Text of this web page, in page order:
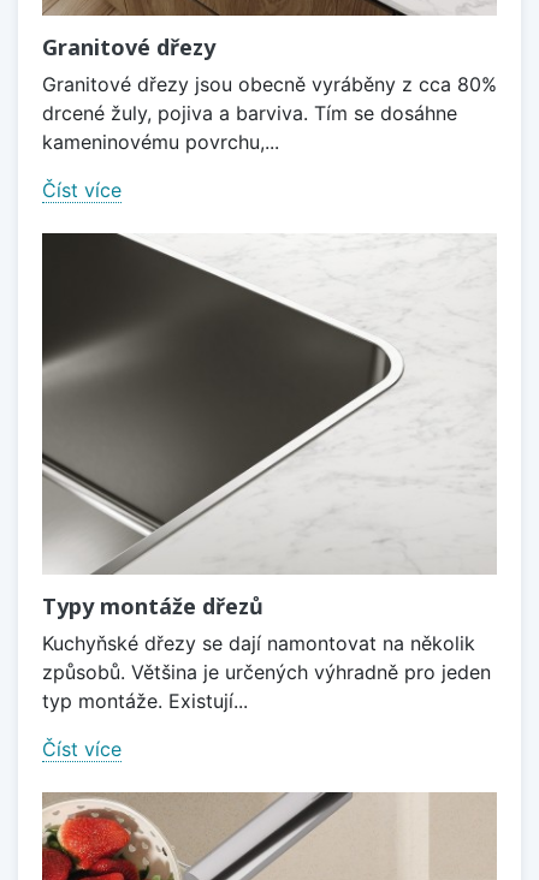
Granitové dřezy
Granitové dřezy jsou obecně vyráběny z cca 80%
drcené žuly, pojiva a barviva. Tím se dosáhne
kameninovému povrchu,...
Číst více
Typy montáže dřezů
Kuchyňské dřezy se dají namontovat na několik
způsobů. Většina je určených výhradně pro jeden
typ montáže. Existují...
Číst více